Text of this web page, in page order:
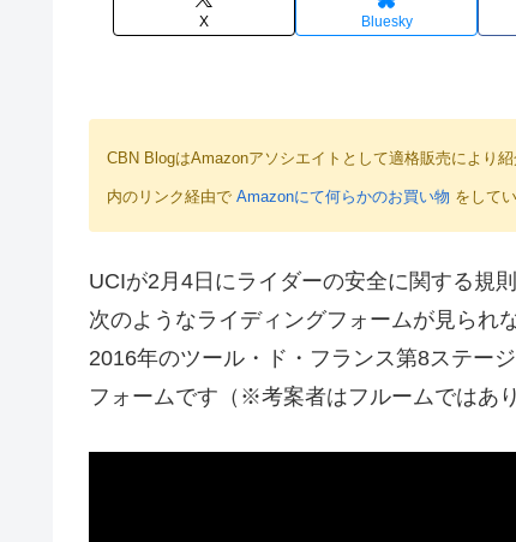
X Bluesky
CBN BlogはAmazonアソシエイトとして適格販売により
内のリンク経由で Amazonにて何らかのお買い物 をして
UCIが2月4日にライダーの安全に関する規
次のようなライディングフォームが見られ
2016年のツール・ド・フランス第8ステー
フォームです（※考案者はフルームではあ